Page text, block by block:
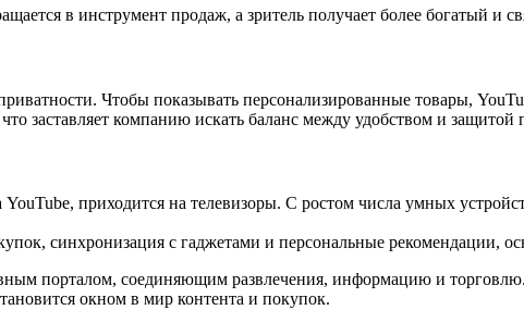
в инструмент продаж, а зритель получает более богатый
Чтобы показывать персонализированные товары,
заставляет компанию искать баланс между удобством и
приходится на телевизоры. С ростом числа умных
синхронизация с гаджетами и персональные рекомендации,
порталом, соединяющим развлечения, информацию и
окном в мир контента и покупок.